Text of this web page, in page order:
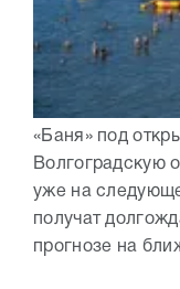
«Баня» под
Волгоградскую
уже на
получат
прогнозе на